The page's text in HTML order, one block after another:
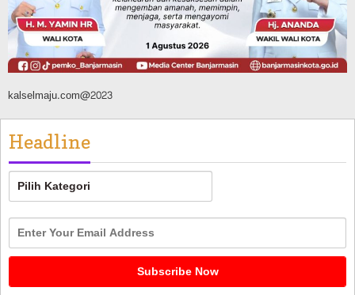
Agustus 7, 2026
kalselmaju.com@2023
Headline
Headline